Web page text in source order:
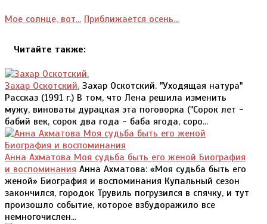
Мое солнце, вот... Приближается осень...
Читайте также:
Захар Оскотский. Захар Оскотский. "Уходящая натура"
Рассказ (1991 г.) В том, что Лена решила изменить
мужу, виноваты дурацкая эта поговорка ("Сорок лет -
бабий век, сорок два года - баба ягода, соро...
Анна Ахматова Моя судьба быть его женой Биография
и воспоминания Анна Ахматова: «Моя судьба быть его
женой» Биография и воспоминания Купальный сезон
закончился, городок Трувиль погрузился в спячку, и тут
произошло событие, которое взбудоражило все
немногочислен...